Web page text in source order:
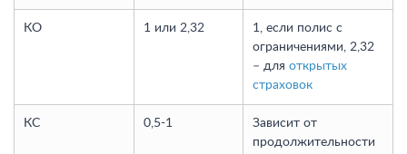
КО 1 или 2,32
1, если полис с
ограничениями, 2,32
– для открытых
страховок
КС 0,5-1
Зависит от
продолжительности